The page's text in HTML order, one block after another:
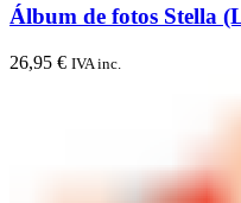
Álbum de fotos Stella
26,95 € IVA inc.